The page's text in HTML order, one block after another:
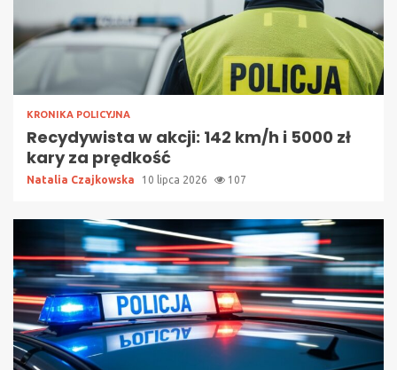
KRONIKA POLICYJNA
Recydywista w akcji: 142 km/h i 5000 zł
kary za prędkość
Natalia Czajkowska 10 lipca 2026 107